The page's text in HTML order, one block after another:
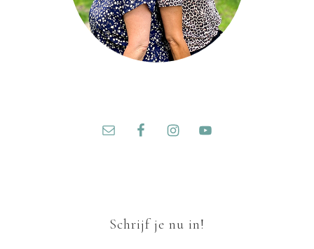
Schrijf je nu in!